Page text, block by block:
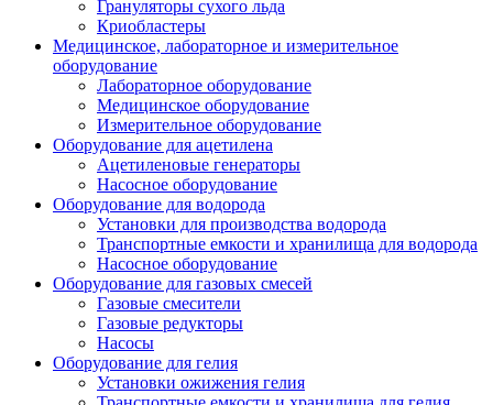
Грануляторы сухого льда
Криобластеры
Медицинское, лабораторное и измерительное
оборудование
Лабораторное оборудование
Медицинское оборудование
Измерительное оборудование
Оборудование для ацетилена
Ацетиленовые генераторы
Насосное оборудование
Оборудование для водорода
Установки для производства водорода
Транспортные емкости и хранилища для водорода
Насосное оборудование
Оборудование для газовых смесей
Газовые смесители
Газовые редукторы
Насосы
Оборудование для гелия
Установки ожижения гелия